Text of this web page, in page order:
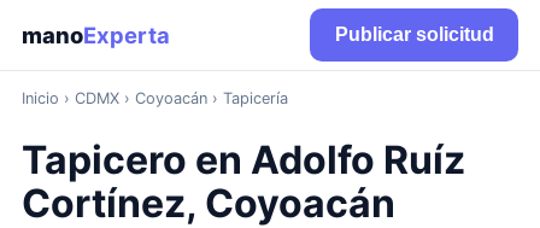
manoExperta Publicar solicitud
Inicio › CDMX› Coyoacán › Tapicería
Tapicero en Adolfo Ruíz
Cortínez, Coyoacán